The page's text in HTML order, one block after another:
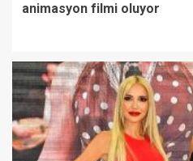
animasyon filmi oluyor